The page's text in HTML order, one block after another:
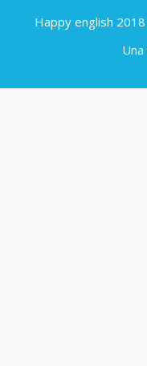
Happy english 2018